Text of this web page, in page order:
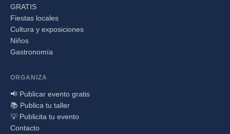
GRATIS
Fiestas locales
Cultura y exposiciones
Niños
Gastronomía
ORGANIZA
📢 Publicar evento gratis
📚 Publica tu taller
💡 Publicita tu evento
Contacto